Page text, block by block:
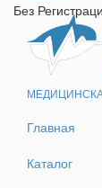
Без
Главная
Каталог